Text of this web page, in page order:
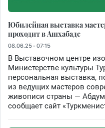
Юбилейная выставка
проходит в Ашхабаде
08.06.25 - 07:15
В Выставочном центре
Министерстве культуры
персональная выставка,
из ведущих мастеров
живописи страны —
сообщает сайт